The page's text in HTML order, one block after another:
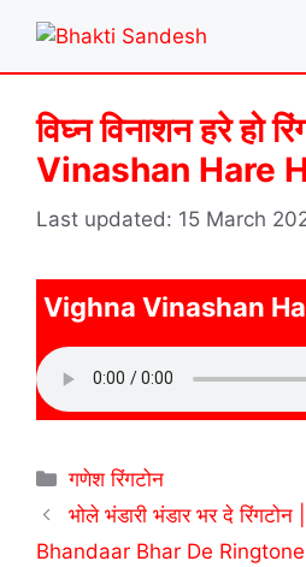
content
विघ्न विनाशन हरे हो
Vinashan Hare
15 March
Vighna Vinashan
Categories
गणेश रिंगटोन
भोले भंडारी भंडार भर दे
Bhandaar Bhar De Ringtone